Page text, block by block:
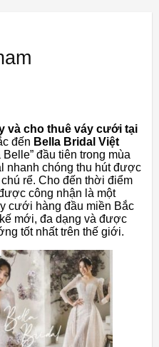
và cho thuê váy cưới tại
đến Bella Bridal Việt
đầu tiên trong mùa
nhanh chóng thu hút được
rể. Cho đến thời điểm
công nhận là một
cưới hàng đầu miền Bắc
mới, đa dạng và được
tốt nhất trên thế giới.